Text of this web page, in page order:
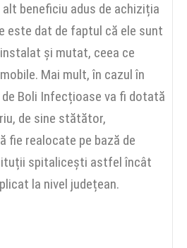
beneficiu adus de achiziția
este dat de faptul că ele sunt
și mutat, ceea ce
Mai mult, în cazul în
Boli Infecțioase va fi dotată
de sine stătător,
fie realocate pe bază de
spitalicești astfel încât
la nivel județean.